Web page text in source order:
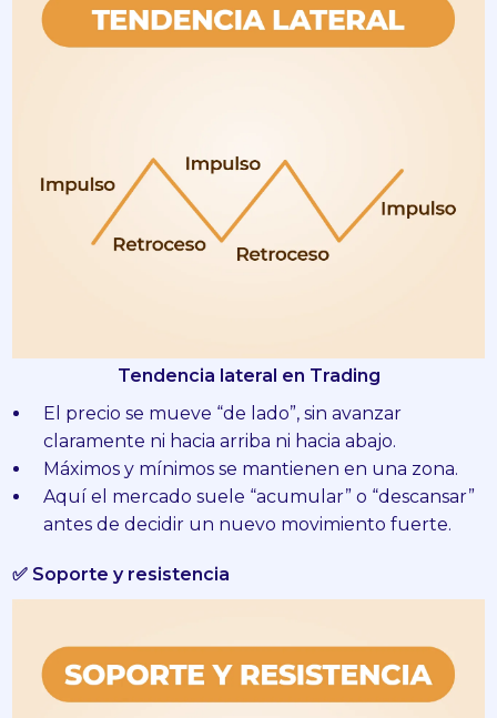
Tendencia lateral en Trading
El precio se mueve “de lado”, sin avanzar
claramente ni hacia arriba ni hacia abajo.
Máximos y mínimos se mantienen en una zona.
Aquí el mercado suele “acumular” o “descansar”
antes de decidir un nuevo movimiento fuerte.
✅ Soporte y resistencia